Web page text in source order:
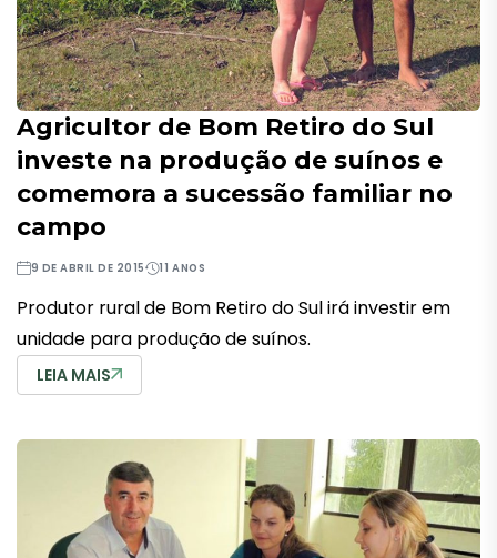
Agricultor de Bom Retiro do Sul
investe na produção de suínos e
comemora a sucessão familiar no
campo
9 DE ABRIL DE 2015 11 ANOS
Produtor rural de Bom Retiro do Sul irá investir em
unidade para produção de suínos.
LEIA MAIS